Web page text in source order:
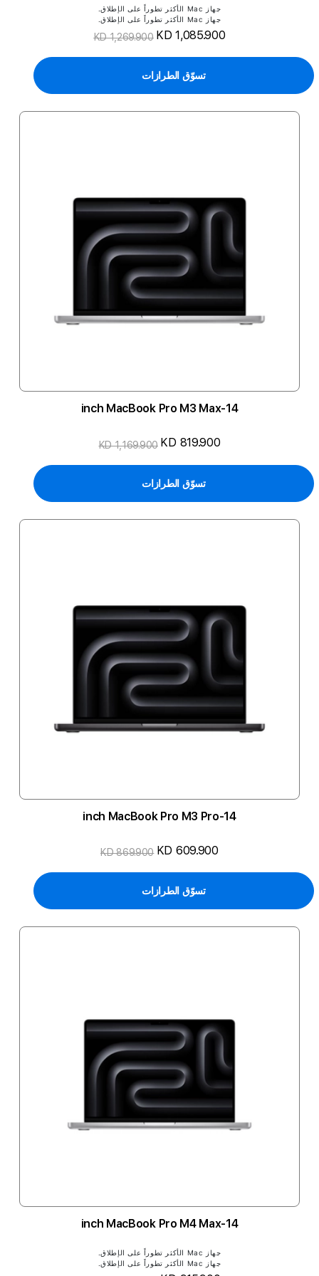
جهاز Mac الأكثر تطوراً على الإطلاق.
جهاز Mac الأكثر تطوراً على الإطلاق.
KD 1,085.900
KD 1,269.900
تسوّق الطرازات
14-inch MacBook Pro M3 Max
KD 819.900
KD 1,169.900
تسوّق الطرازات
14-inch MacBook Pro M3 Pro
KD 609.900
KD 869.900
تسوّق الطرازات
14-inch MacBook Pro M4 Max
جهاز Mac الأكثر تطوراً على الإطلاق.
جهاز Mac الأكثر تطوراً على الإطلاق.